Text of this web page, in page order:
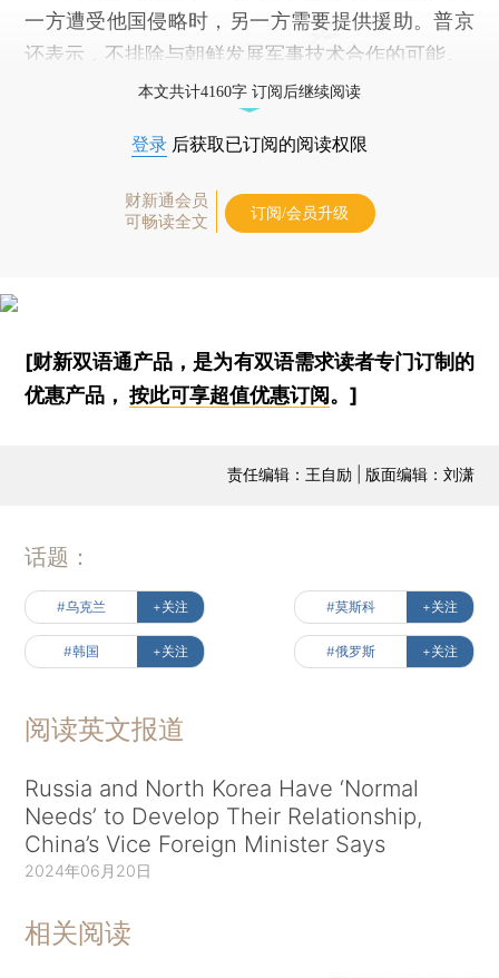
一方遭受他国侵略时，另一方需要提供援助。普京
还表示，不排除与朝鲜发展军事技术合作的可能。
本文共计4160字 订阅后继续阅读
登录 后获取已订阅的阅读权限
财新通会员
可畅读全文
订阅/会员升级
[财新双语通产品，是为有双语需求读者专门订制的
优惠产品，按此可享超值优惠订阅。]
责任编辑：王自励 | 版面编辑：刘潇
话题：
#乌克兰 +关注 #莫斯科 +关注
#韩国 +关注 #俄罗斯 +关注
阅读英文报道
Russia and North Korea Have ‘Normal
Needs’ to Develop Their Relationship,
China’s Vice Foreign Minister Says
2024年06月20日
相关阅读